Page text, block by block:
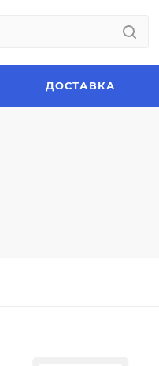
ДОСТАВКА